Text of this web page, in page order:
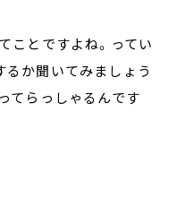
ことですよね。ってい
か聞いてみましょう
てらっしゃるんです